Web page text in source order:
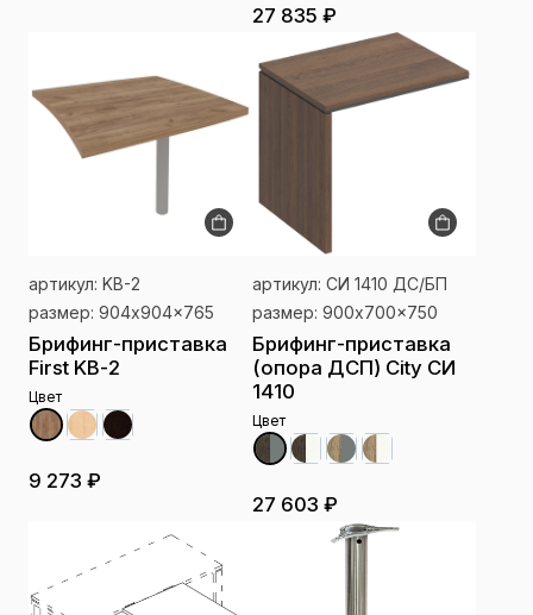
27 835 ₽
артикул: KB-2
размер: 904x904x765
Брифинг-приставка
First KB-2
Цвет
9 273 ₽
артикул: СИ 1410 ДС/БП
размер: 900x700x750
Брифинг-приставка
(опора ДСП) City СИ
1410
Цвет
27 603 ₽